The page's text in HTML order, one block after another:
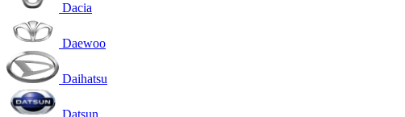
Dacia
Daewoo
Daihatsu
Datsun